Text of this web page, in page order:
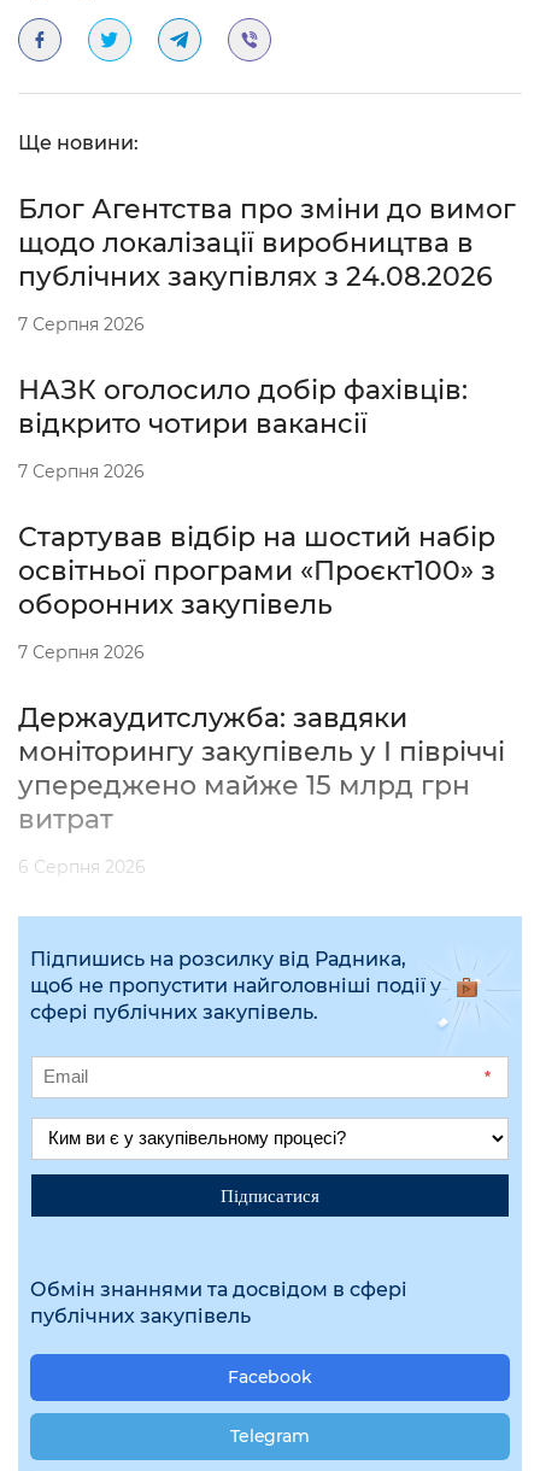
Ще новини:
Блог Агентства про зміни до вимог
щодо локалізації виробництва в
публічних закупівлях з 24.08.2026
7 Серпня 2026
НАЗК оголосило добір фахівців:
відкрито чотири вакансії
7 Серпня 2026
Стартував відбір на шостий набір
освітньої програми «Проєкт100» з
оборонних закупівель
7 Серпня 2026
Держаудитслужба: завдяки
моніторингу закупівель у І півріччі
упереджено майже 15 млрд грн
витрат
6 Серпня 2026
Підпишись на розсилку від Радника,
щоб не пропустити найголовніші події у
сфері публічних закупівель.
*
Підписатися
Обмін знаннями та досвідом в сфері
публічних закупівель
Facebook
Telegram